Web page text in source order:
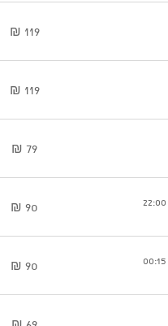
119 ₪
119 ₪
79 ₪
90 ₪
90 ₪